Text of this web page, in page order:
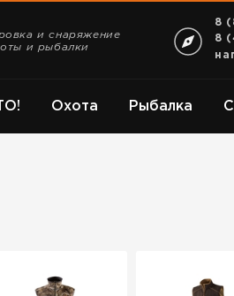
и снаряжение
и рыбалки
8
8
Охота Рыбалка